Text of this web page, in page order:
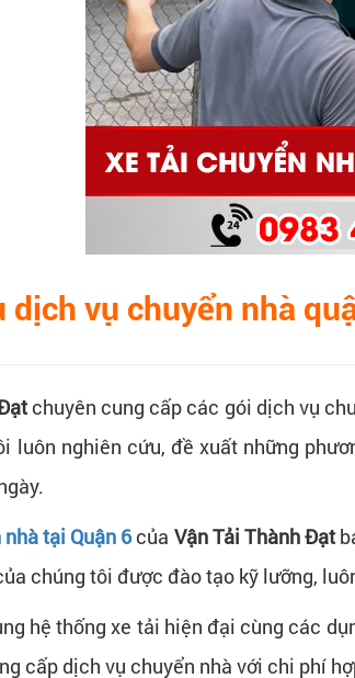
dịch vụ chuyển nhà
chuyên cung cấp các gói dịch vụ
luôn nghiên cứu, đề xuất những
tại Quận 6của Vận Tải Thành Đạt
chúng tôi được đào tạo kỹ lưỡng,
hệ thống xe tải hiện đại cùng các
cấp dịch vụ chuyển nhà với chi phí